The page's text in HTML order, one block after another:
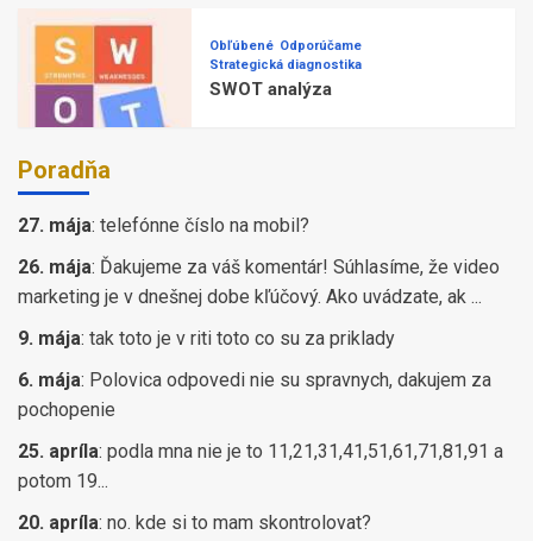
Obľúbené Odporúčame
Strategická diagnostika
SWOT analýza
Poradňa
27. mája: telefónne číslo na mobil?
26. mája: Ďakujeme za váš komentár! Súhlasíme, že video
marketing je v dnešnej dobe kľúčový. Ako uvádzate, ak ...
9. mája: tak toto je v riti toto co su za priklady
6. mája: Polovica odpovedi nie su spravnych, dakujem za
pochopenie
25. apríla: podla mna nie je to 11,21,31,41,51,61,71,81,91 a
potom 19...
20. apríla: no. kde si to mam skontrolovat?